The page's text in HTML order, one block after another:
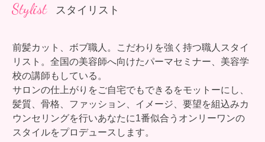
Stylist スタイリスト
前髪カット、ボブ職人。こだわりを強く持つ職人スタイ
リスト。全国の美容師へ向けたパーマセミナー、美容学
校の講師もしている。
サロンの仕上がりをご自宅でもできるをモットーにし、
髪質、骨格、ファッション、イメージ、要望を組込みカ
ウンセリングを行いあなたに1番似合うオンリーワンの
スタイルをプロデュースします。